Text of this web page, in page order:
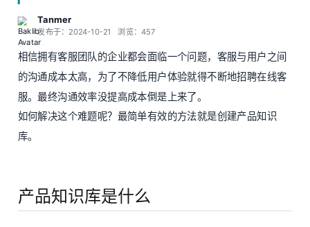
Tanmer
发布于：2024-10-21 浏览：457
相信拥有客服团队的企业都会面临一个问题，客服与用户之间
的沟通成本太高，为了不降低用户体验就得不断地招聘在线客
服。最终沟通效率没提高成本倒是上来了。
如何解决这个难题呢？最简单有效的方法就是创建产品知识
库。
产品知识库是什么